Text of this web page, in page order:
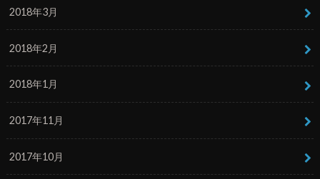
2018年3月
2018年2月
2018年1月
2017年11月
2017年10月